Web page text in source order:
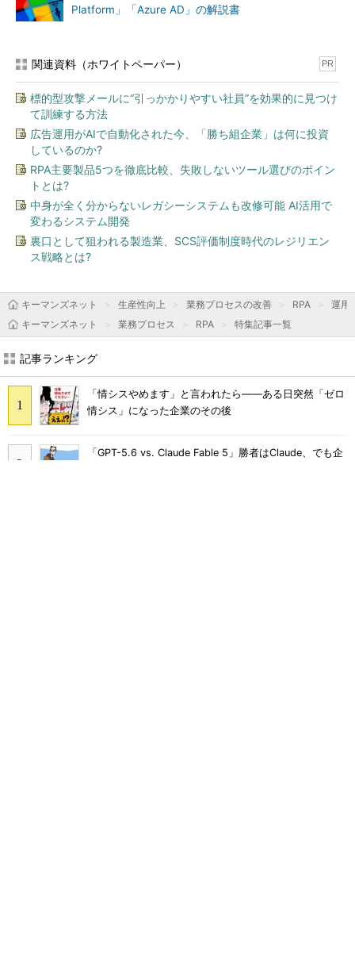
Platform」「Azure AD」の解説書
関連資料（ホワイトペーパー） PR
標的型攻撃メールに“引っかかりやすい社員”を効果的に見つけ
て訓練する方法
広告運用がAIで自動化された今、「勝ち組企業」は何に投資
しているのか?
RPA主要製品5つを徹底比較、失敗しないツール選びのポイン
トとは?
中身が全く分からないレガシーシステムも改修可能 AI活用で
変わるシステム開発
裏口として狙われる製造業、SCS評価制度時代のレジリエン
ス戦略とは?
キーマンズネット 生産性向上 業務プロセスの改善 RPA
運用
キーマンズネット
業務プロセス RPA 特集記事一覧
記事ランキング
「情シスやめます」と言われたら――ある日突然「ゼロ
情シス」になった企業のその後
「GPT-5.6 vs. Claude Fable 5」勝者はClaude、でも企